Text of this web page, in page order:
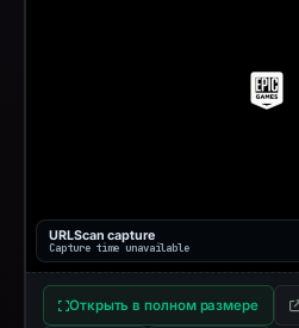
URLScan capture
Capture time unavailable
Открыть в полном размере